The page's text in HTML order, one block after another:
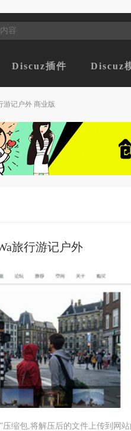
Discuz插件 Discuz
游记户外 商业版
旅行游记户外
缩包,将解压后的文件上传到网站